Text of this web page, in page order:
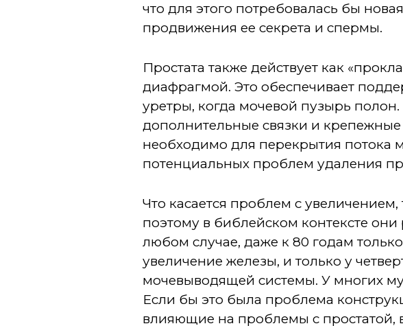
что для этого потребовалась бы
продвижения ее секрета и спермы.
Простата также действует как
диафрагмой. Это обеспечивает
уретры, когда мочевой пузырь
дополнительные связки и
необходимо для перекрытия потока
потенциальных проблем удаления
Что касается проблем с
поэтому в библейском контексте
любом случае, даже к 80 годам
увеличение железы, и только у
мочевыводящей системы. У многих
Если бы это была проблема
влияющие на проблемы с